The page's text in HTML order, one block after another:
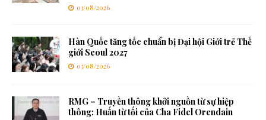
03/08/2026
Hàn Quốc tăng tốc chuẩn bị Đại hội Giới trẻ Thế
giới Seoul 2027
03/08/2026
RMG – Truyền thông khởi nguồn từ sự hiệp
thông: Huấn từ tối của Cha Fidel Orendain